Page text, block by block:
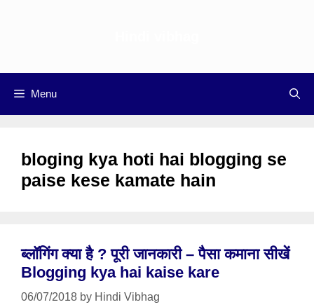
Menu
bloging kya hoti hai blogging se
paise kese kamate hain
ब्लॉगिंग क्या है ? पूरी जानकारी – पैसा कमाना सीखें
Blogging kya hai kaise kare
06/07/2018 by Hindi Vibhag